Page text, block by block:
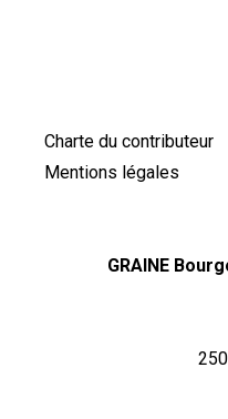
Charte du contributeur
Mentions légales
GRAINE